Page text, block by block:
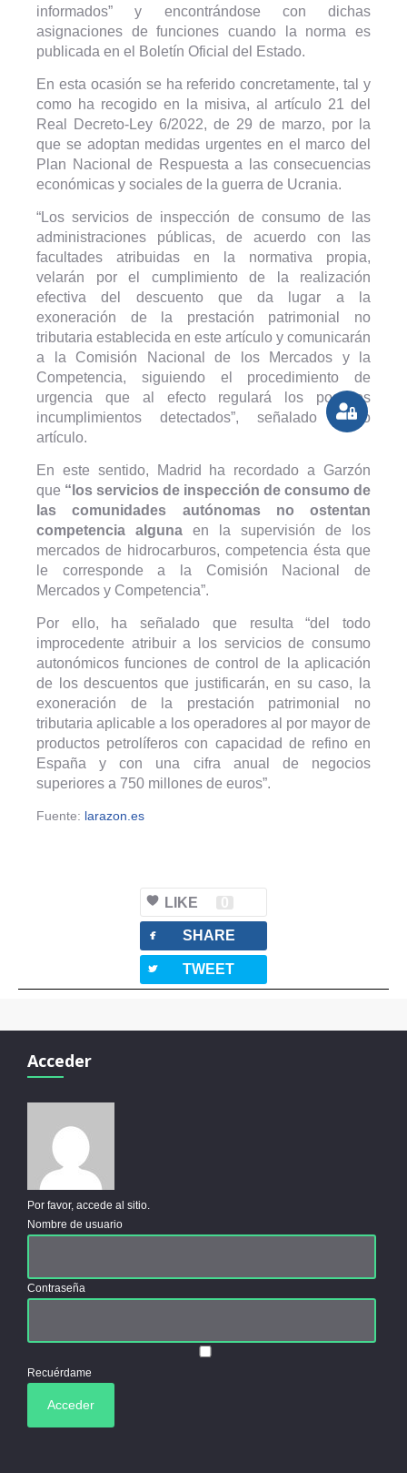
informados” y encontrándose con dichas
asignaciones de funciones cuando la norma es
publicada en el Boletín Oficial del Estado.
En esta ocasión se ha referido concretamente, tal y
como ha recogido en la misiva, al artículo 21 del
Real Decreto-Ley 6/2022, de 29 de marzo, por la
que se adoptan medidas urgentes en el marco del
Plan Nacional de Respuesta a las consecuencias
económicas y sociales de la guerra de Ucrania.
“Los servicios de inspección de consumo de las
administraciones públicas, de acuerdo con las
facultades atribuidas en la normativa propia,
velarán por el cumplimiento de la realización
efectiva del descuento que da lugar a la
exoneración de la prestación patrimonial no
tributaria establecida en este artículo y comunicarán
a la Comisión Nacional de los Mercados y la
Competencia, siguiendo el procedimiento de
urgencia que al efecto regulará los posibles
incumplimientos detectados”, señalado dicho
artículo.
En este sentido, Madrid ha recordado a Garzón
que “los servicios de inspección de consumo de
las comunidades autónomas no ostentan
competencia alguna en la supervisión de los
mercados de hidrocarburos, competencia ésta que
le corresponde a la Comisión Nacional de
Mercados y Competencia”.
Por ello, ha señalado que resulta “del todo
improcedente atribuir a los servicios de consumo
autonómicos funciones de control de la aplicación
de los descuentos que justificarán, en su caso, la
exoneración de la prestación patrimonial no
tributaria aplicable a los operadores al por mayor de
productos petrolíferos con capacidad de refino en
España y con una cifra anual de negocios
superiores a 750 millones de euros”.
Fuente: larazon.es
LIKE 0
facebook SHARE
twitterbird TWEET
Acceder
Por favor, accede al sitio.
Nombre de usuario
Contraseña
Recuérdame